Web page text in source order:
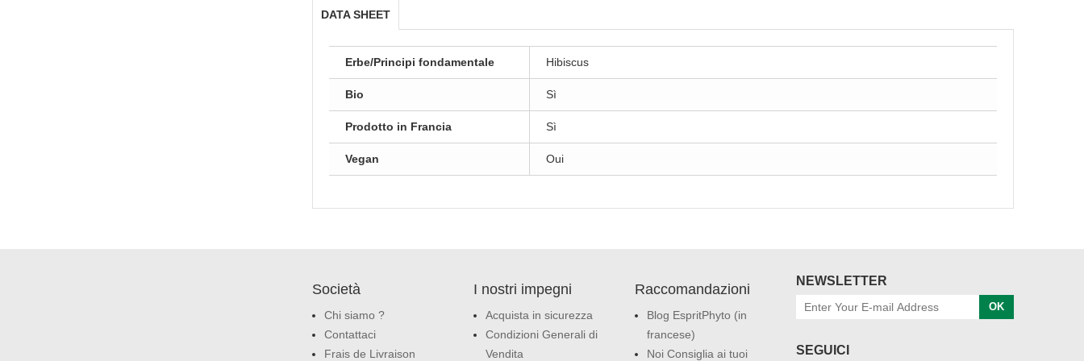
DATA SHEET
Erbe/Principi fondamentale Hibiscus
Bio Sì
Prodotto in Francia Sì
Vegan Oui
Società
Chi siamo ?
Contattaci
Frais de Livraison
I nostri impegni
Acquista in sicurezza
Condizioni Generali di
Vendita
Raccomandazioni
Blog EspritPhyto (in
francese)
Noi Consiglia ai tuoi
NEWSLETTER
OK
SEGUICI